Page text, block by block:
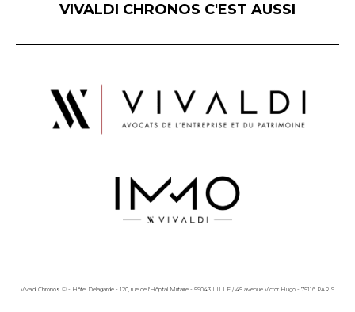
VIVALDI CHRONOS C'EST AUSSI
Vivaldi Chronos © - Hôtel Delagarde - 120, rue de l'Hôpital Militaire - 59043 LILLE / 45 avenue Victor Hugo - 75116 PARIS